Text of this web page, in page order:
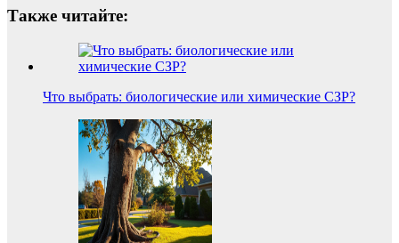
Также читайте:
Что выбрать: биологические или химические СЗР?